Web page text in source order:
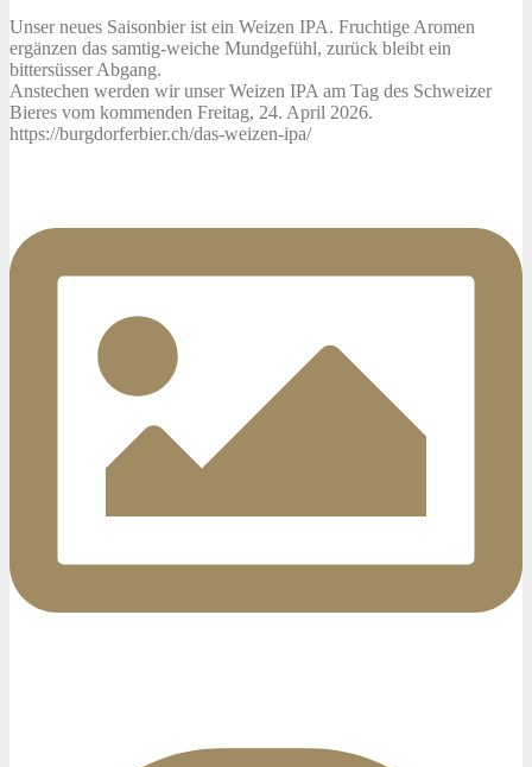
Unser neues Saisonbier ist ein Weizen IPA. Fruchtige Aromen
ergänzen das samtig-weiche Mundgefühl, zurück bleibt ein
bittersüsser Abgang.
Anstechen werden wir unser Weizen IPA am Tag des Schweizer
Bieres vom kommenden Freitag, 24. April 2026.
https://burgdorferbier.ch/das-weizen-ipa/